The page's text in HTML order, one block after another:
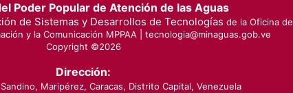
Poder Popular de Atención de las Aguas
de Sistemas y Desarrollos de Tecnologías de la Oficina de
y la Comunicación MPPAA | tecnologia@minaguas.gob.ve
Copyright ©2026
Dirección:
Maripérez, Caracas, Distrito Capital, Venezuela